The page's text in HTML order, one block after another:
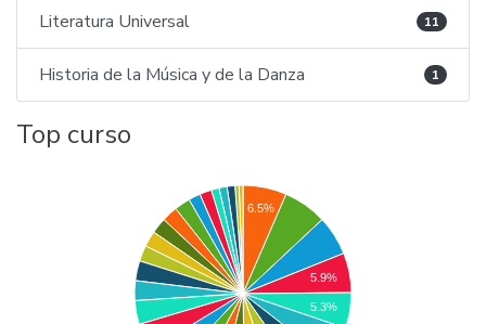
Literatura Universal 11
Historia de la Música y de la Danza 1
Top curso
6.5%
5.9%
5.3%